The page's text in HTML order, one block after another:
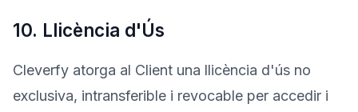
10. Llicència d'Ús
Cleverfy atorga al Client una llicència d'ús no
exclusiva, intransferible i revocable per accedir i